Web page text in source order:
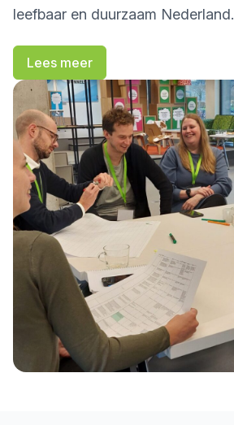
leefbaar en duurzaam Nederland.
Lees meer